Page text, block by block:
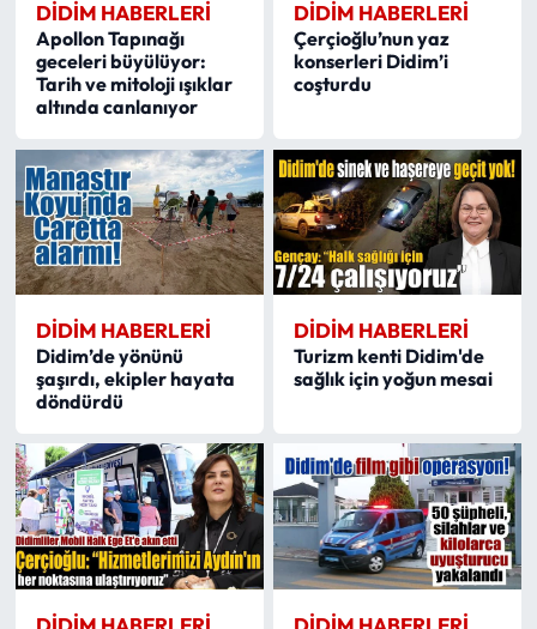
DIDIM HABERLERI
Apollon Tapınağı
geceleri büyülüyor:
Tarih ve mitoloji ışıklar
altında canlanıyor
DIDIM HABERLERI
Çerçioğlu’nun yaz
konserleri Didim’i
coşturdu
DIDIM HABERLERI
Didim’de yönünü
şaşırdı, ekipler hayata
döndürdü
DIDIM HABERLERI
Turizm kenti Didim'de
sağlık için yoğun mesai